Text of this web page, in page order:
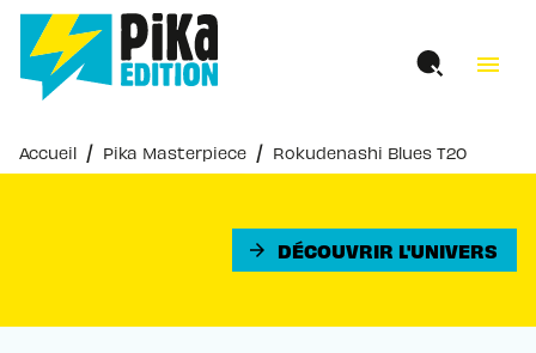
MENU RECHERCHE
PIED DE PAGE
menu
Accueil / Pika Masterpiece / Rokudenashi Blues T20
arrow_forward DÉCOUVRIR L'UNIVERS